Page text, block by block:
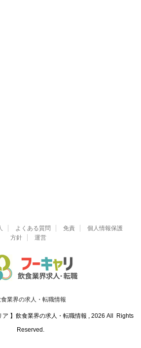
よくある質問 免責
個人情報保護
方針
運営
業界の求人・転職情報
】飲食業界の求人・転職情報 , 2026 All Rights
Reserved.